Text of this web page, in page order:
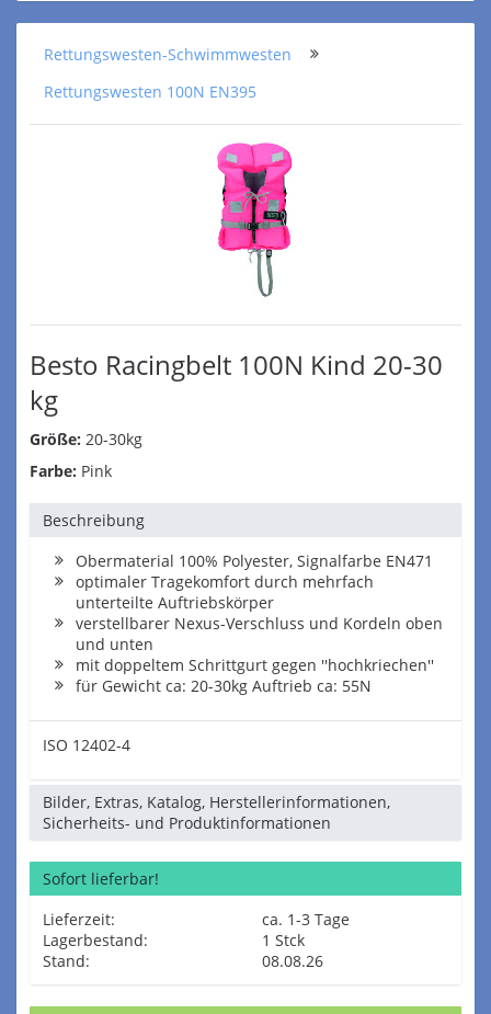
Rettungswesten-Schwimmwesten
Rettungswesten 100N EN395
Besto Racingbelt 100N Kind 20-30
kg
Größe: 20-30kg
Farbe: Pink
Beschreibung
Obermaterial 100% Polyester, Signalfarbe EN471
optimaler Tragekomfort durch mehrfach
unterteilte Auftriebskörper
verstellbarer Nexus-Verschluss und Kordeln oben
und unten
mit doppeltem Schrittgurt gegen ''hochkriechen''
für Gewicht ca: 20-30kg Auftrieb ca: 55N
ISO 12402-4
Bilder, Extras, Katalog, Herstellerinformationen,
Sicherheits- und Produktinformationen
Sofort lieferbar!
Lieferzeit:
ca. 1-3 Tage
Lagerbestand:
1 Stck
Stand:
08.08.26